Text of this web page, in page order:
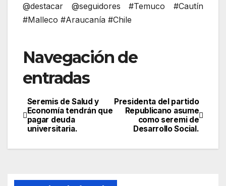
@destacar @seguidores #Temuco #Cautín
#Malleco #Araucanía #Chile
Navegación de
entradas
Presidenta del partido
Republicano asume
como seremi de
Desarrollo Social.
Seremis de Salud y
Economía tendrán que
pagar deuda
universitaria.